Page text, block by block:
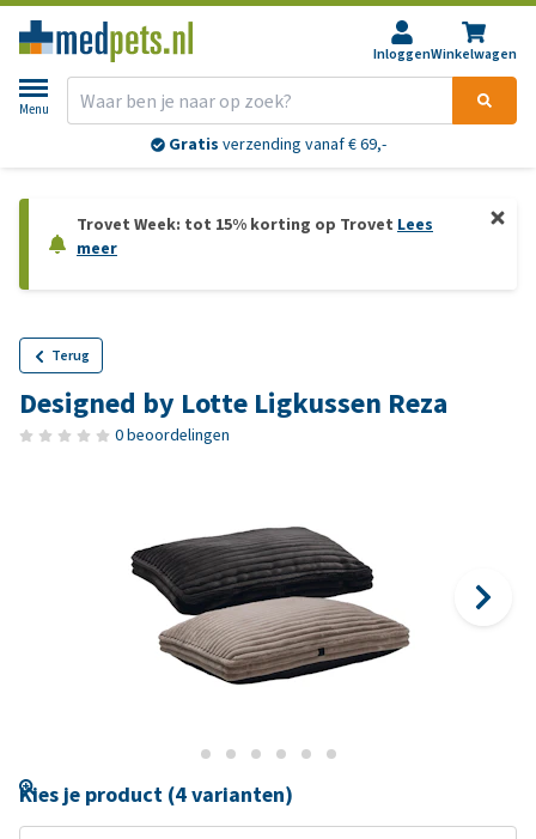
InloggenWinkelwagen
Menu
Gratis verzending vanaf € 69,-
Trovet Week: tot 15% korting op Trovet Lees
meer
Terug
Designed by Lotte Ligkussen Reza
0 beoordelingen
Kies je product (4 varianten)